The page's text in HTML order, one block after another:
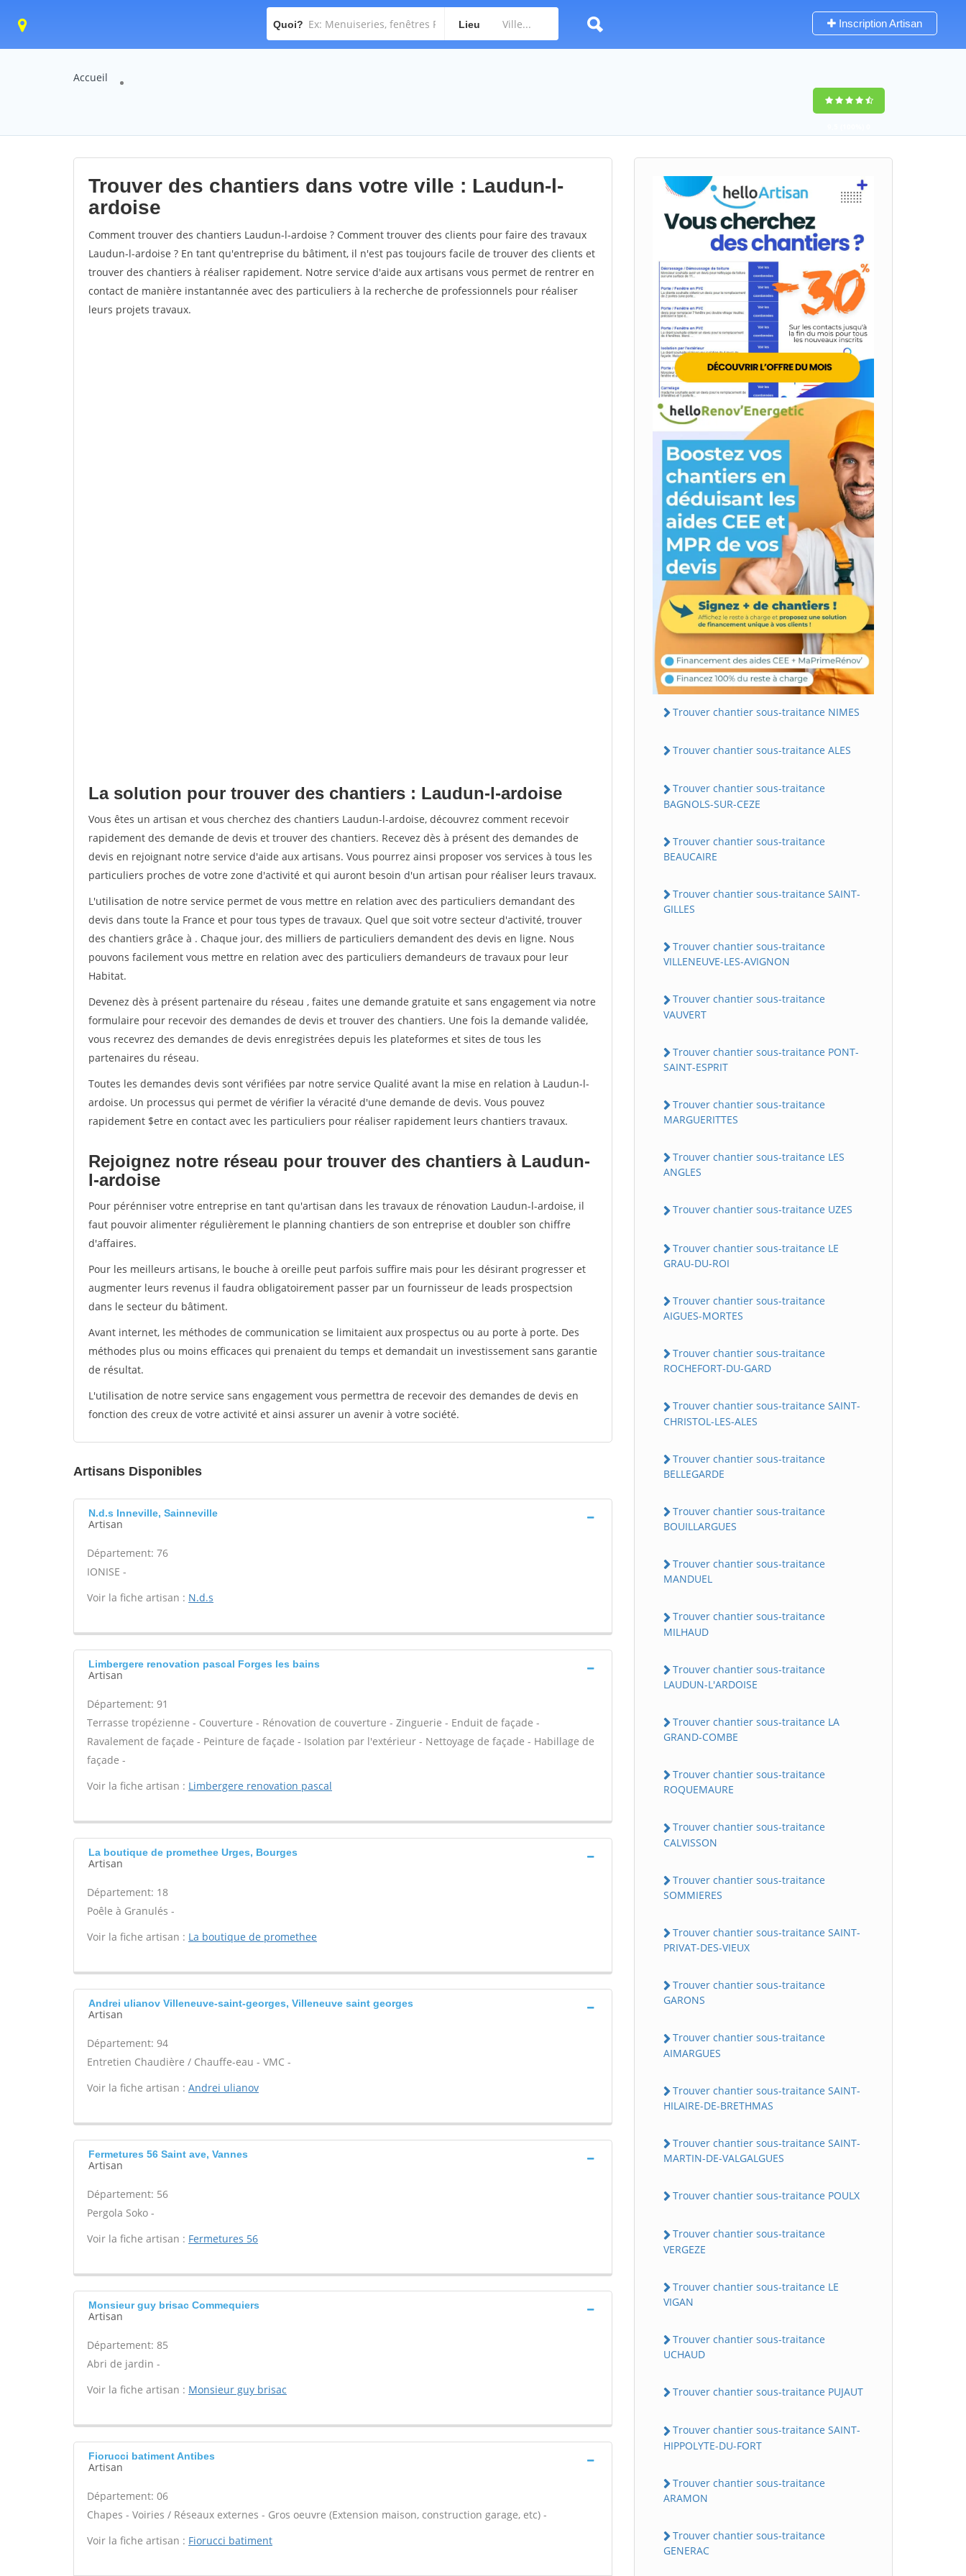
Quoi? Lieu Inscription Artisan
Accueil
Trouver des chantiers dans votre ville : Laudun-l-
ardoise
Comment trouver des chantiers Laudun-l-ardoise ? Comment trouver des clients pour faire des travaux
Laudun-l-ardoise ? En tant qu'entreprise du bâtiment, il n'est pas toujours facile de trouver des clients et
trouver des chantiers à réaliser rapidement. Notre service d'aide aux artisans vous permet de rentrer en
contact de manière instantannée avec des particuliers à la recherche de professionnels pour réaliser
leurs projets travaux.
La solution pour trouver des chantiers : Laudun-l-ardoise
Vous êtes un artisan et vous cherchez des chantiers Laudun-l-ardoise, découvrez comment recevoir
rapidement des demande de devis et trouver des chantiers. Recevez dès à présent des demandes de
devis en rejoignant notre service d'aide aux artisans. Vous pourrez ainsi proposer vos services à tous les
particuliers proches de votre zone d'activité et qui auront besoin d'un artisan pour réaliser leurs travaux.
L'utilisation de notre service permet de vous mettre en relation avec des particuliers demandant des
devis dans toute la France et pour tous types de travaux. Quel que soit votre secteur d'activité, trouver
des chantiers grâce à . Chaque jour, des milliers de particuliers demandent des devis en ligne. Nous
pouvons facilement vous mettre en relation avec des particuliers demandeurs de travaux pour leur
Habitat.
Devenez dès à présent partenaire du réseau , faites une demande gratuite et sans engagement via notre
formulaire pour recevoir des demandes de devis et trouver des chantiers. Une fois la demande validée,
vous recevrez des demandes de devis enregistrées depuis les plateformes et sites de tous les
partenaires du réseau.
Toutes les demandes devis sont vérifiées par notre service Qualité avant la mise en relation à Laudun-l-
ardoise. Un processus qui permet de vérifier la véracité d'une demande de devis. Vous pouvez
rapidement $etre en contact avec les particuliers pour réaliser rapidement leurs chantiers travaux.
Rejoignez notre réseau pour trouver des chantiers à Laudun-
l-ardoise
Pour pérénniser votre entreprise en tant qu'artisan dans les travaux de rénovation Laudun-l-ardoise, il
faut pouvoir alimenter régulièrement le planning chantiers de son entreprise et doubler son chiffre
d'affaires.
Pour les meilleurs artisans, le bouche à oreille peut parfois suffire mais pour les désirant progresser et
augmenter leurs revenus il faudra obligatoirement passer par un fournisseur de leads prospectsion
dans le secteur du bâtiment.
Avant internet, les méthodes de communication se limitaient aux prospectus ou au porte à porte. Des
méthodes plus ou moins efficaces qui prenaient du temps et demandait un investissement sans garantie
de résultat.
L'utilisation de notre service sans engagement vous permettra de recevoir des demandes de devis en
fonction des creux de votre activité et ainsi assurer un avenir à votre société.
Artisans Disponibles
N.d.s Inneville, Sainneville
Artisan
Département: 76
IONISE -
Voir la fiche artisan : N.d.s
Limbergere renovation pascal Forges les bains
Artisan
Département: 91
Terrasse tropézienne - Couverture - Rénovation de couverture - Zinguerie - Enduit de façade -
Ravalement de façade - Peinture de façade - Isolation par l'extérieur - Nettoyage de façade - Habillage de
façade -
Voir la fiche artisan : Limbergere renovation pascal
La boutique de promethee Urges, Bourges
Artisan
Département: 18
Poêle à Granulés -
Voir la fiche artisan : La boutique de promethee
Andrei ulianov Villeneuve-saint-georges, Villeneuve saint georges
Artisan
Département: 94
Entretien Chaudière / Chauffe-eau - VMC -
Voir la fiche artisan : Andrei ulianov
Fermetures 56 Saint ave, Vannes
Artisan
Département: 56
Pergola Soko -
Voir la fiche artisan : Fermetures 56
Monsieur guy brisac Commequiers
Artisan
Département: 85
Abri de jardin -
Voir la fiche artisan : Monsieur guy brisac
Fiorucci batiment Antibes
Artisan
Département: 06
Chapes - Voiries / Réseaux externes - Gros oeuvre (Extension maison, construction garage, etc) -
Voir la fiche artisan : Fiorucci batiment
Trouver chantier sous-traitance NIMES
Trouver chantier sous-traitance ALES
Trouver chantier sous-traitance
BAGNOLS-SUR-CEZE
Trouver chantier sous-traitance
BEAUCAIRE
Trouver chantier sous-traitance SAINT-
GILLES
Trouver chantier sous-traitance
VILLENEUVE-LES-AVIGNON
Trouver chantier sous-traitance
VAUVERT
Trouver chantier sous-traitance PONT-
SAINT-ESPRIT
Trouver chantier sous-traitance
MARGUERITTES
Trouver chantier sous-traitance LES
ANGLES
Trouver chantier sous-traitance UZES
Trouver chantier sous-traitance LE
GRAU-DU-ROI
Trouver chantier sous-traitance
AIGUES-MORTES
Trouver chantier sous-traitance
ROCHEFORT-DU-GARD
Trouver chantier sous-traitance SAINT-
CHRISTOL-LES-ALES
Trouver chantier sous-traitance
BELLEGARDE
Trouver chantier sous-traitance
BOUILLARGUES
Trouver chantier sous-traitance
MANDUEL
Trouver chantier sous-traitance
MILHAUD
Trouver chantier sous-traitance
LAUDUN-L'ARDOISE
Trouver chantier sous-traitance LA
GRAND-COMBE
Trouver chantier sous-traitance
ROQUEMAURE
Trouver chantier sous-traitance
CALVISSON
Trouver chantier sous-traitance
SOMMIERES
Trouver chantier sous-traitance SAINT-
PRIVAT-DES-VIEUX
Trouver chantier sous-traitance
GARONS
Trouver chantier sous-traitance
AIMARGUES
Trouver chantier sous-traitance SAINT-
HILAIRE-DE-BRETHMAS
Trouver chantier sous-traitance SAINT-
MARTIN-DE-VALGALGUES
Trouver chantier sous-traitance POULX
Trouver chantier sous-traitance
VERGEZE
Trouver chantier sous-traitance LE
VIGAN
Trouver chantier sous-traitance
UCHAUD
Trouver chantier sous-traitance PUJAUT
Trouver chantier sous-traitance SAINT-
HIPPOLYTE-DU-FORT
Trouver chantier sous-traitance
ARAMON
Trouver chantier sous-traitance
GENERAC